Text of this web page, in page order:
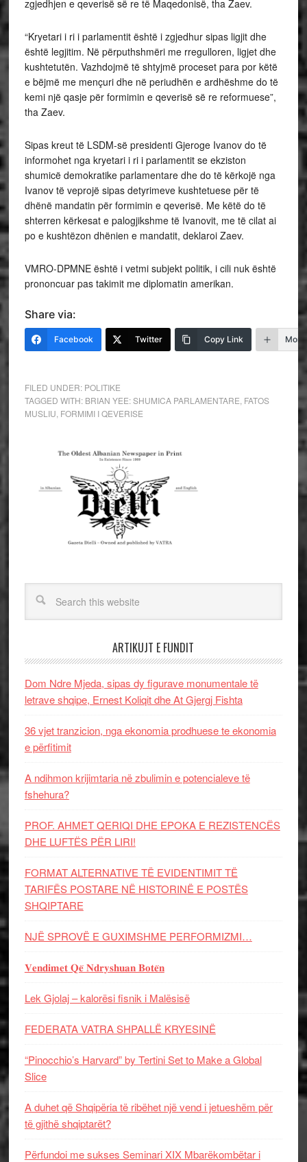
zgjedhjen e qeverisë së re të Maqedonisë, tha Zaev.
“Kryetari i ri i parlamentit është i zgjedhur sipas ligjit dhe
është legjitim. Në përputhshmëri me rregulloren, ligjet dhe
kushtetutën. Vazhdojmë të shtyjmë proceset para por këtë
e bëjmë me mençuri dhe në periudhën e ardhëshme do të
kemi një qasje për formimin e qeverisë së re reformuese”,
tha Zaev.
Sipas kreut të LSDM-së presidenti Gjeroge Ivanov do të
informohet nga kryetari i ri i parlamentit se ekziston
shumicë demokratike parlamentare dhe do të kërkojë nga
Ivanov të veprojë sipas detyrimeve kushtetuese për të
dhënë mandatin për formimin e qeverisë. Me këtë do të
shterren kërkesat e palogjikshme të Ivanovit, me të cilat ai
po e kushtëzon dhënien e mandatit, deklaroi Zaev.
VMRO-DPMNE është i vetmi subjekt politik, i cili nuk është
prononcuar pas takimit me diplomatin amerikan.
Share via:
Facebook Twitter Copy Link More
FILED UNDER: POLITIKE
TAGGED WITH: BRIAN YEE: SHUMICA PARLAMENTARE FATOS
MUSLIU FORMIMI I QEVERISE
ARTIKUJT E FUNDIT
Dom Ndre Mjeda, sipas dy figurave monumentale të
letrave shqipe, Ernest Koliqit dhe At Gjergj Fishta
36 vjet tranzicion, nga ekonomia prodhuese te ekonomia
e përfitimit
A ndihmon krijimtaria në zbulimin e potencialeve të
fshehura?
PROF. AHMET QERIQI DHE EPOKA E REZISTENCЁS
DHE LUFTЁS PЁR LIRI!
FORMAT ALTERNATIVE TË EVIDENTIMIT TË
TARIFËS POSTARE NË HISTORINË E POSTËS
SHQIPTARE
NJË SPROVË E GUXIMSHME PERFORMIZMI…
𝐕𝐞𝐧𝐝𝐢𝐦𝐞𝐭 𝐐𝐞̈ 𝐍𝐝𝐫𝐲𝐬𝐡𝐮𝐚𝐧 𝐁𝐨𝐭𝐞̈𝐧
Lek Gjolaj – kalorësi fisnik i Malësisë
FEDERATA VATRA SHPALLË KRYESINË
“Pinocchio’s Harvard” by Tertini Set to Make a Global
Slice
A duhet që Shqipëria të ribëhet një vend i jetueshëm për
të gjithë shqiptarët?
Përfundoi me sukses Seminari XIX Mbarëkombëtar i